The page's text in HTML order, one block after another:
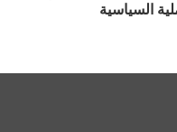
السياسية